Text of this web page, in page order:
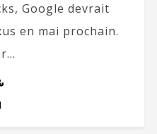
Google devrait
en mai prochain.